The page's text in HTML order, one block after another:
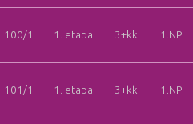
100/1 1. etapa 3+kk 1.NP
101/1 1. etapa 3+kk 1.NP